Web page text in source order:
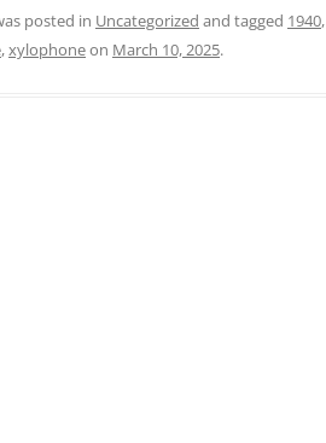
posted in Uncategorized and tagged 1940,
,xylophoneon March 10, 2025.